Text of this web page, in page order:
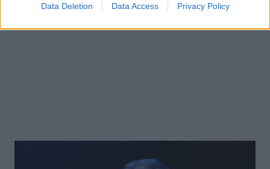
Data Deletion Data Access Privacy Policy